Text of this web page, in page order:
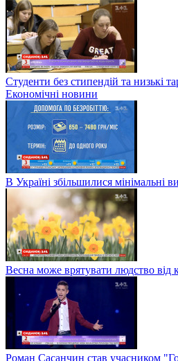
Студенти без стипендій та низькі
Економічні новини
В Україні збільшилися мінімальні
Весна може врятувати людство від
Роман Сасанчин став учасником